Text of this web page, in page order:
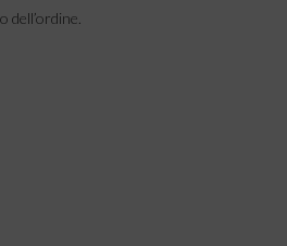
dell’ordine.